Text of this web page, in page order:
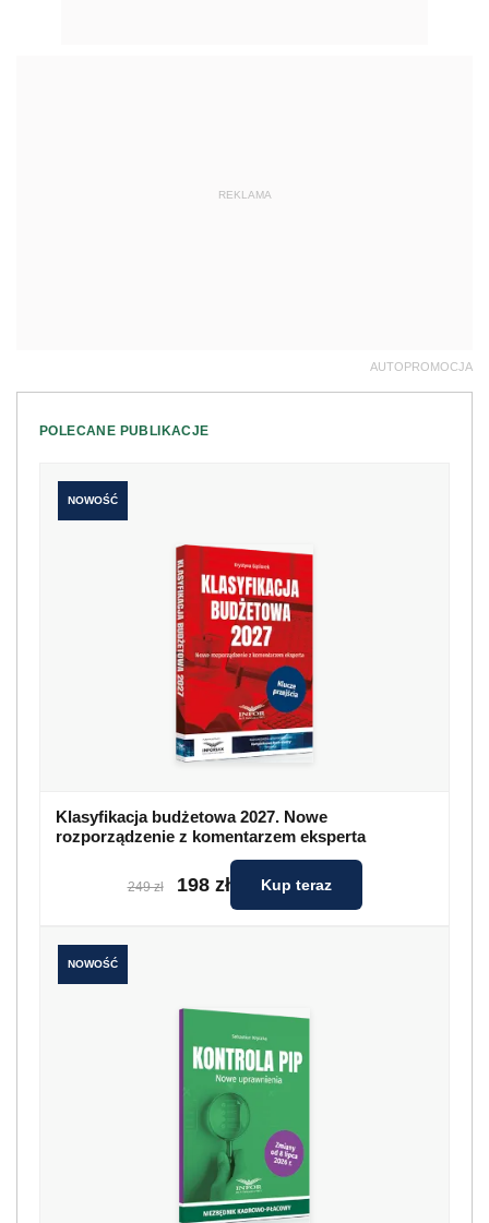
REKLAMA
AUTOPROMOCJA
POLECANE PUBLIKACJE
NOWOŚĆ
Klasyfikacja budżetowa 2027. Nowe
rozporządzenie z komentarzem eksperta
249 zł 198 zł Kup teraz
NOWOŚĆ